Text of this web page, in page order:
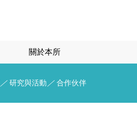
關於本所
／ 研究與活動 ／ 合作伙伴